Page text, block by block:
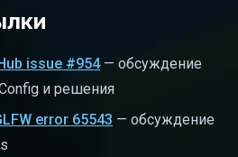
issue #954— обсуждение
и решения
error 65543 — обсуждение